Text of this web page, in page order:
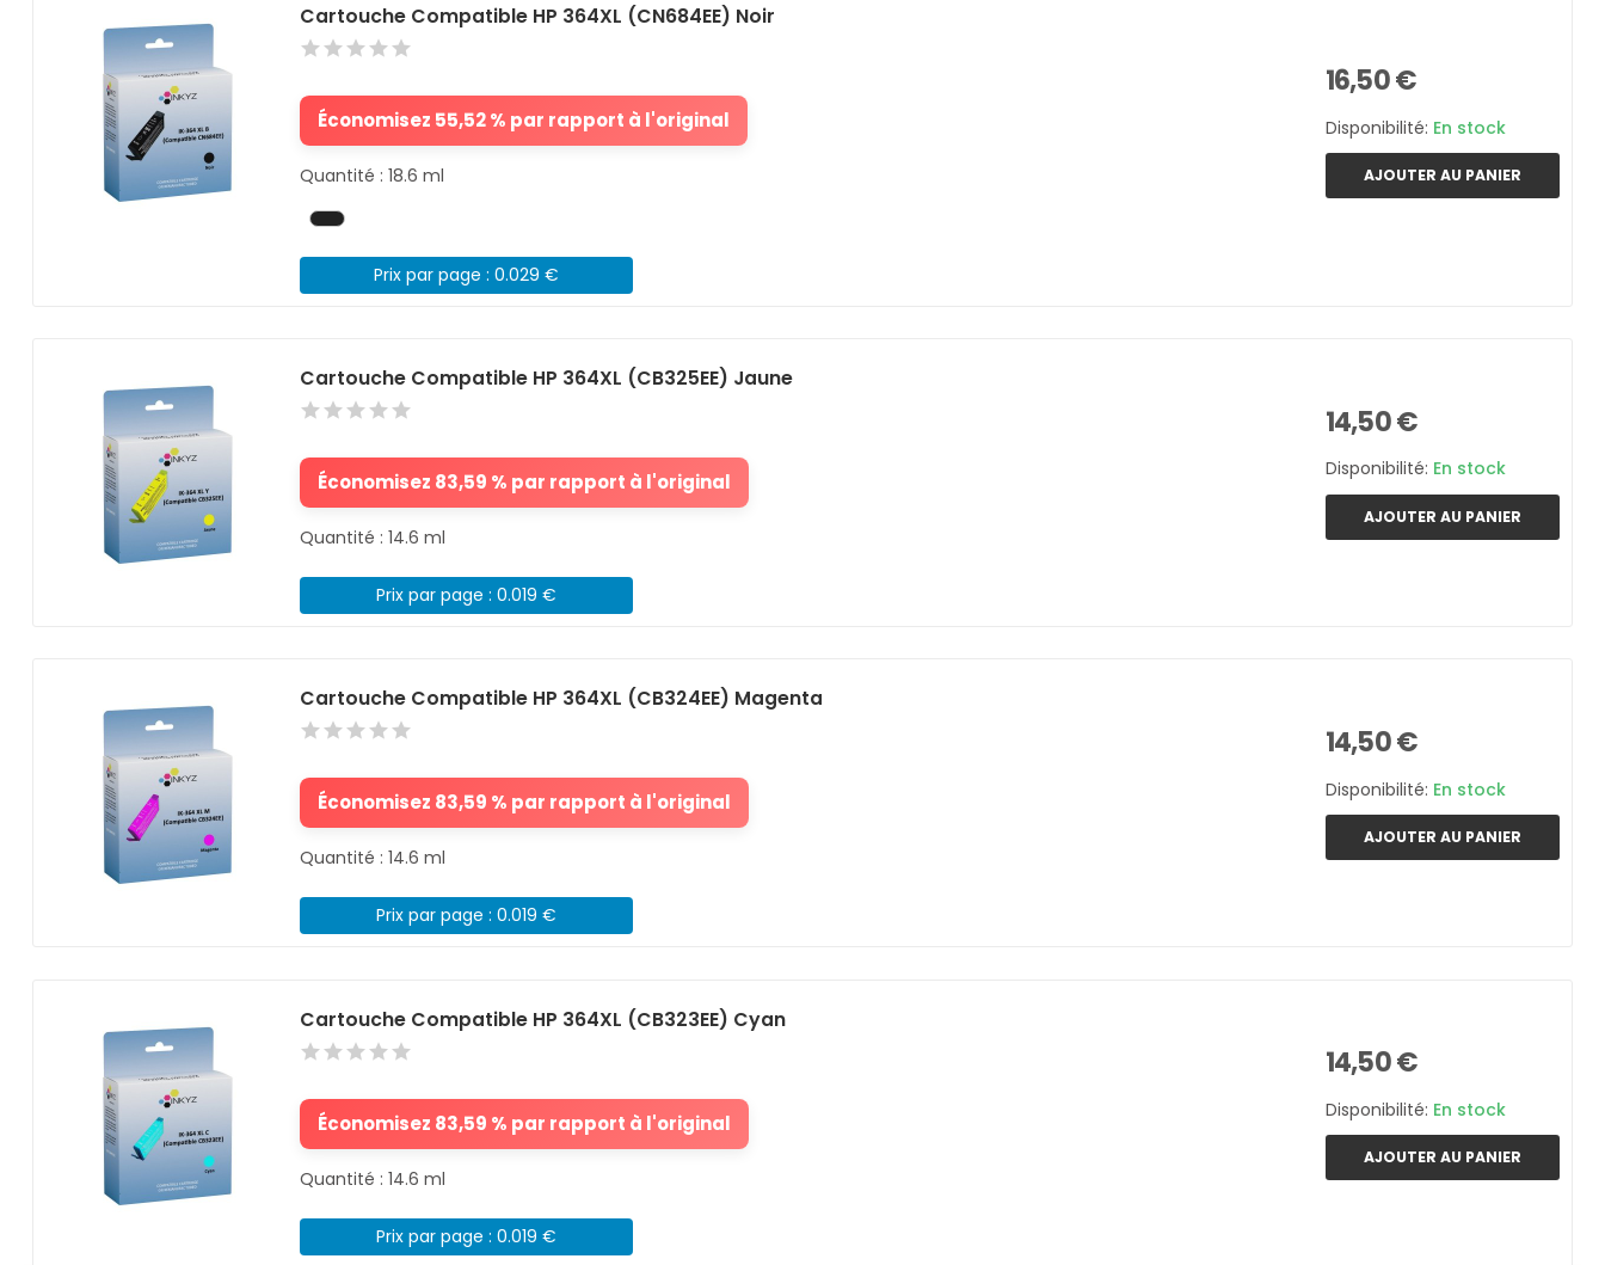
Cartouche Compatible HP 364XL (CN684EE) Noir
Économisez 55,52 % par rapport à l'original
Quantité : 18.6 ml
Prix par page : 0.029 €
16,50 €
Disponibilité: En stock
AJOUTER AU PANIER
Cartouche Compatible HP 364XL (CB325EE) Jaune
Économisez 83,59 % par rapport à l'original
Quantité : 14.6 ml
Prix par page : 0.019 €
14,50 €
Disponibilité: En stock
AJOUTER AU PANIER
Cartouche Compatible HP 364XL (CB324EE) Magenta
Économisez 83,59 % par rapport à l'original
Quantité : 14.6 ml
Prix par page : 0.019 €
14,50 €
Disponibilité: En stock
AJOUTER AU PANIER
Cartouche Compatible HP 364XL (CB323EE) Cyan
Économisez 83,59 % par rapport à l'original
Quantité : 14.6 ml
Prix par page : 0.019 €
14,50 €
Disponibilité: En stock
AJOUTER AU PANIER